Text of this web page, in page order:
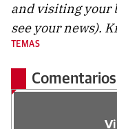
and visiting your
see your news).
TEMAS
Comentarios